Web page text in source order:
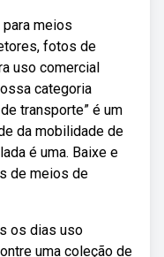
meios
fotos de
uso comercial
categoria
transporte” é um
da mobilidade de
é uma. Baixe e
de meios de
os dias uso
uma coleção de